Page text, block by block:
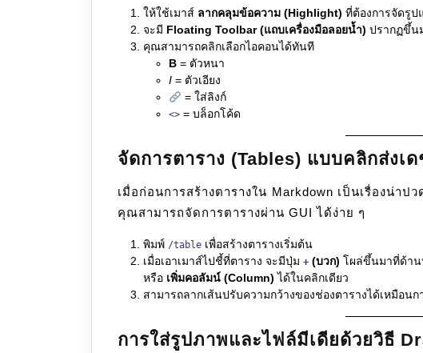
ให้ใช้เมาส์ ลากคลุมข้อความ (Highlight) ที่ต้องการจัดรูป
จะมี Floating Toolbar (แถบเครื่องมือลอยน้ำ) ปรากฏขึ้น
คุณสามารถคลิกเลือกไอคอนได้ทันที
B = ตัวหนา
I = ตัวเอียง
= ใส่ลิงก์
<> = บล็อกโค้ด
จัดการตาราง (Tables) แบบคลิกส่งเ
เมื่อก่อนการสร้างตารางใน Markdown เป็นเรื่องน่า
คุณสามารถจัดการตารางผ่าน GUI ได้ง่าย ๆ
พิมพ์ /table เพื่อสร้างตารางเริ่มต้น
เมื่อเอาเมาส์ไปชี้ที่ตาราง จะมีปุ่ม + (บวก) โผล่ขึ้นมาที่ด้า
หรือ เพิ่มคอลัมน์ (Column) ได้ในคลิกเดียว
สามารถลากเส้นปรับความกว้างของช่องตารางได้เหมือนก
การใส่รูปภาพและไฟล์มีเดียด้วยวิธี